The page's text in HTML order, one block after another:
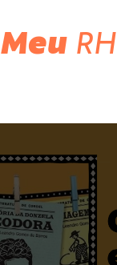
Meu RH